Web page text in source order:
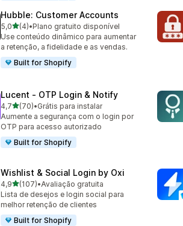
Hubble: Customer Accounts
5,0de 5 estrelas
(4)
4 avaliações ao todo
•Plano gratuito disponível
Use conteúdo dinâmico para aumentar
a retenção, a fidelidade e as vendas.
Built for Shopify
Lucent ‑ OTP Login & Notify
4,7de 5 estrelas
(70)
70 avaliações ao todo
•Grátis para instalar
Aumente a segurança com o login por
OTP para acesso autorizado
Built for Shopify
Wishlist & Social Login by Oxi
4,9de 5 estrelas
(107)
107 avaliações ao todo
•Avaliação gratuita
Lista de desejos e login social para
melhor retenção de clientes
Built for Shopify